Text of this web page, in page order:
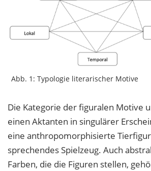
Abb. 1: Typologie literarischer Motive
Die Kategorie der figuralen Motive
einen Aktanten in singulärer
eine anthropomorphisierte
sprechendes Spielzeug. Auch
Farben, die die Figuren stellen,